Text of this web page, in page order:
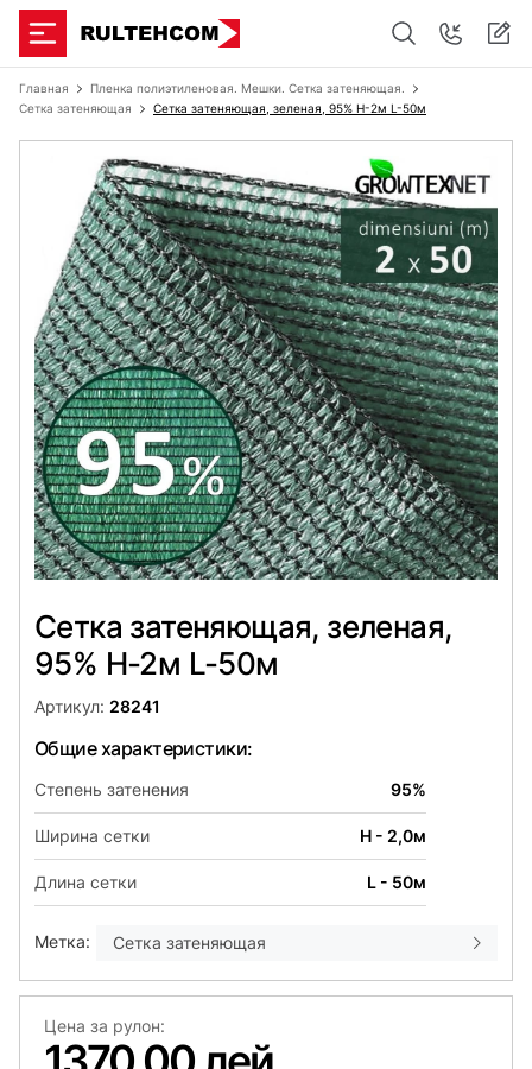
Главная
Пленка полиэтиленовая. Мешки. Сетка затеняющая.
Сетка затеняющая
Сетка затеняющая, зеленая, 95% H-2м L-50м
Сетка затеняющая, зеленая,
95% H-2м L-50м
Артикул: 28241
Общие характеристики:
Степень затенения 95%
Ширина сетки H - 2,0м
Длина сетки L - 50м
Метка: Сетка затеняющая
Цена за рулон: